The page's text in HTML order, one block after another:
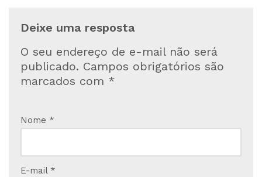
Deixe uma resposta
O seu endereço de e-mail não será
publicado. Campos obrigatórios são
marcados com *
Nome *
E-mail *